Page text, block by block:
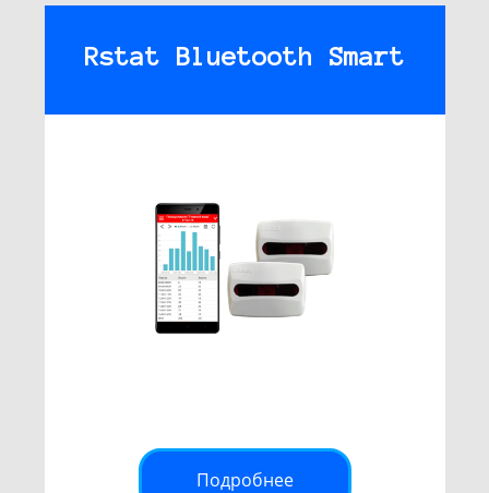
Rstat Bluetooth Smart
Подробнее